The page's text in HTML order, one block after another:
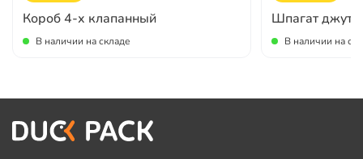
Короб 4-х клапанный
В наличии на складе
Шпагат
В наличии на